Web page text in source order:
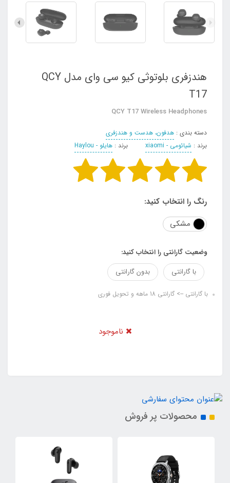
هندزفری بلوتوثی کیو سی وای مدل QCY
T17
QCY T17 Wireless Headphones
دسته بندی : هدفون، هدست و هندزفری
برند : شیائومی - xiaomi برند : هایلو - Haylou
رنگ را انتخاب کنید:
مشکی
وضعیت گارانتی را انتخاب کنید:
با گارانتی
بدون گارانتی
با گارانتی --> گارانتی 18 ماهه و تحویل فوری
ناموجود
محصولات پر فروش